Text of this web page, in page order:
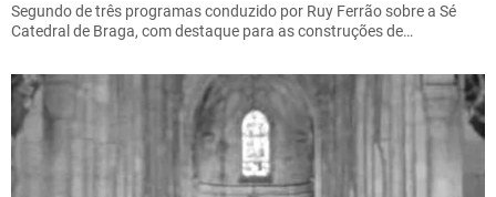
Segundo de três programas conduzido por Ruy Ferrão sobre a Sé
Catedral de Braga, com destaque para as construções de…